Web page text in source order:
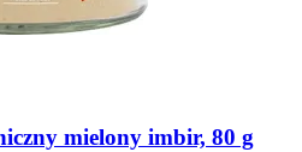
mielony imbir, 80 g